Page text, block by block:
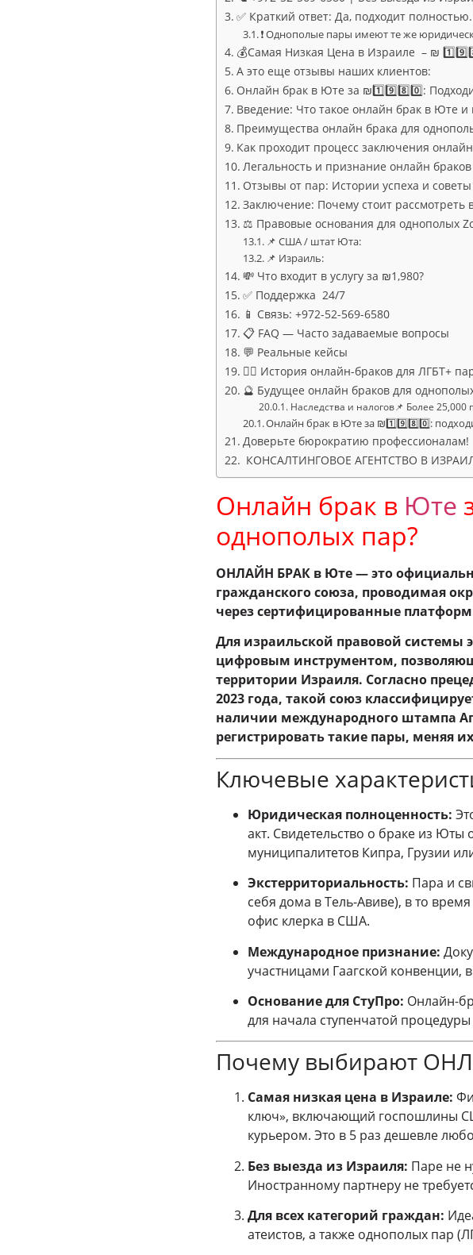
✅ Краткий ответ: Да, подходит
❗ Однополые пары имеют те же
💰Самая Низкая Цена в Израиле – ₪
А это еще отзывы наших клиентов:
Онлайн брак в Юте за ₪1️⃣9️⃣8️⃣0️⃣:
Введение: Что такое онлайн брак в Юте
Преимущества онлайн брака для
Как проходит процесс заключения
Легальность и признание онлайн
Отзывы от пар: Истории успеха и
Заключение: Почему стоит рассмотреть
⚖️ Правовые основания для однополых
📌 США / штат Юта:
📌 Израиль:
💸 Что входит в услугу за ₪1,980?
✅ Поддержка 24/7
📱 Связь: +972-52-569-6580
📋 FAQ — Часто задаваемые вопросы
💬 Реальные кейсы
🏳️‍🌈 История онлайн-браков для ЛГБТ+
🔮 Будущее онлайн браков для
Наследства и налогов📌 Более 25,000
Онлайн брак в Юте за ₪1️⃣9️⃣8️⃣0️⃣:
Доверьте бюрократию профессионалам!
КОНСАЛТИНГОВОЕ АГЕНТСТВО В
Онлайн брак в Юте
однополых пар?
ОНЛАЙН БРАК в Юте — это
гражданского союза, проводимая
через сертифицированные
Для израильской правовой системы
цифровым инструментом,
территории Израиля. Согласно
2023 года, такой союз
наличии международного штампа
регистрировать такие пары, меняя
Ключевые
Юридическая полноценность:
акт. Свидетельство о браке из
муниципалитетов Кипра, Грузии
Экстерриториальность: Пара и
себя дома в Тель-Авиве), в то
офис клерка в США.
Международное признание:
участницами Гаагской конвенции,
Основание для СтуПро: Онлайн-
для начала ступенчатой
Почему выбирают
Самая низкая цена в Израиле:
ключ», включающий госпошлины
курьером. Это в 5 раз дешевле
Без выезда из Израиля: Паре не
Иностранному партнеру не
Для всех категорий граждан:
атеистов, а также однополых пар